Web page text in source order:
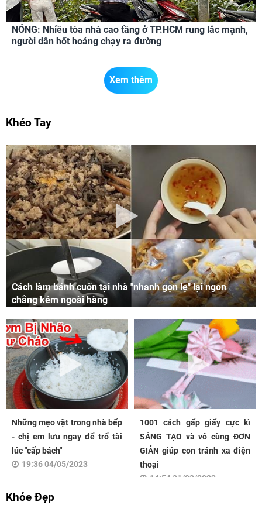
NÓNG: Nhiều tòa nhà cao tầng ở TP.HCM rung lắc mạnh,
người dân hốt hoảng chạy ra đường
Xem thêm
Khéo Tay
Cách làm bánh cuốn tại nhà "nhanh gọn lẹ" lại ngon
chẳng kém ngoài hàng
Những mẹo vặt trong nhà bếp
- chị em lưu ngay để trổ tài
lúc "cấp bách"
19:36 04/05/2023
1001 cách gấp giấy cực kì
SÁNG TẠO và vô cùng ĐƠN
GIẢN giúp con tránh xa điện
thoại
14:54 31/03/2023
Khỏe Đẹp